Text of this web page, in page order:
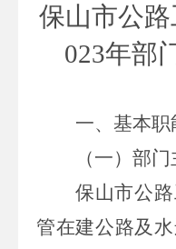
保山市公
023年部
一、基本
（一）部
保山市公
管在建公路及